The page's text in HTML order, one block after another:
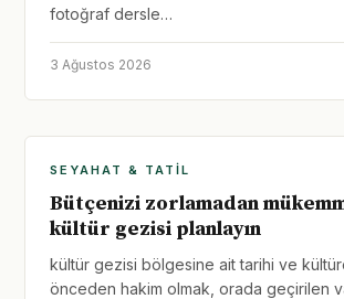
fotoğraf dersle…
3 Ağustos 2026
SEYAHAT & TATIL
Bütçenizi zorlamadan
kültür gezisi planlayın
kültür gezisi bölgesine ait tarihi ve
önceden hakim olmak, orada geçirilen